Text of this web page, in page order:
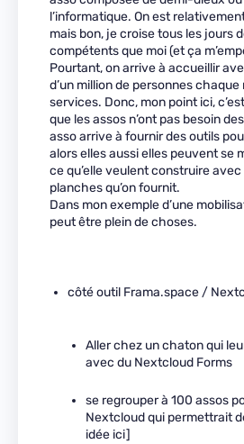
l’informatique. On est
mais bon, je croise tous les jours
compétents que moi (et ça
Pourtant, on arrive à accueillir
d’un million de personnes
services. Donc, mon point ici,
que les assos n’ont pas besoin
asso arrive à fournir des outils
alors elles aussi elles peuvent se
ce qu’elle veulent construire
planches qu’on fournit.
Dans mon exemple d’une
peut être plein de choses.
côté outil Frama.space /
Aller chez un chaton qui
avec du Nextcloud Forms
se regrouper à 100 assos
Nextcloud qui permettrait
idée ici]